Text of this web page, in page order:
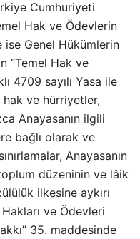
Cumhuriyeti
Hak ve Ödevlerin
Genel Hükümlerin
“Temel Hak ve
4709 sayılı Yasa ile
hak ve hürriyetler,
Anayasanın ilgili
bağlı olarak ve
Anayasanın
düzeninin ve lâik
ilkesine aykırı
ve Ödevleri
35. maddesinde